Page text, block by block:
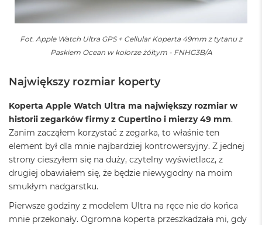
a
c
B
o
k
i
r
K
s
i
ę
ż
y
c
w
a
Fot. Apple Watch Ultra GPS + Cellular Koperta 49mm z tytanu z
Paskiem Ocean w kolorze żółtym - FNHG3B/A
Największy rozmiar koperty
Koperta Apple Watch Ultra ma największy rozmiar w
historii zegarków firmy z Cupertino i mierzy 49 mm.
Zanim zacząłem korzystać z zegarka, to właśnie ten
element był dla mnie najbardziej kontrowersyjny. Z jednej
strony cieszyłem się na duży, czytelny wyświetlacz, z
drugiej obawiałem się, że będzie niewygodny na moim
smukłym nadgarstku.
Pierwsze godziny z modelem Ultra na ręce nie do końca
mnie przekonały. Ogromna koperta przeszkadzała mi, gdy